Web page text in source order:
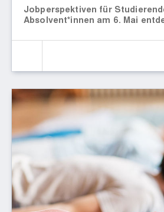
Jobperspektiven für
Absolvent*innen am 6. Mai